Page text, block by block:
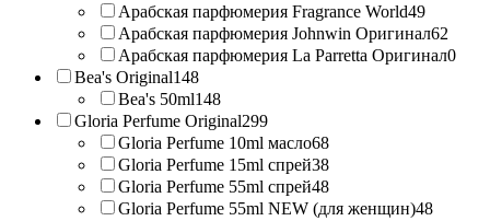
Арабская парфюмерия Fragrance World49
Арабская парфюмерия Johnwin Оригинал62
Арабская парфюмерия La Parretta Оригинал0
Bea's Original148
Bea's 50ml148
Gloria Perfume Original299
Gloria Perfume 10ml масло68
Gloria Perfume 15ml спрей38
Gloria Perfume 55ml спрей48
Gloria Perfume 55ml NEW (для женщин)48